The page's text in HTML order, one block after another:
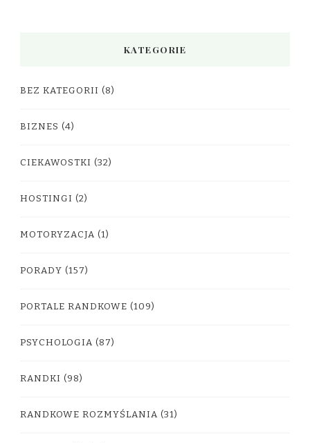
KATEGORIE
BEZ KATEGORII (8)
BIZNES (4)
CIEKAWOSTKI (32)
HOSTINGI (2)
MOTORYZACJA (1)
PORADY (157)
PORTALE RANDKOWE (109)
PSYCHOLOGIA (87)
RANDKI (98)
RANDKOWE ROZMYŚLANIA (31)